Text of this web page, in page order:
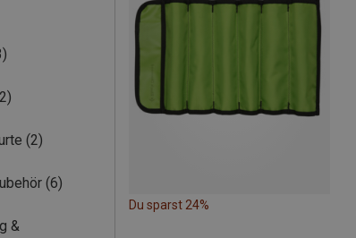
(2)
(6)
&
Du sparst 24%